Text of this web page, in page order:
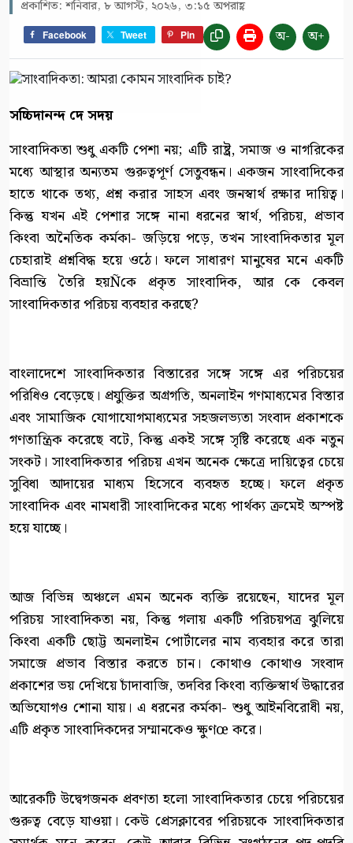
প্রকাশিত: শনিবার, ৮ আগস্ট, ২০২৬, ৩:১৫ অপরাহ্ণ
Facebook Tweet Pin অ- অ+
সচ্চিদানন্দ দে সদয়
সাংবাদিকতা শুধু একটি পেশা নয়; এটি রাষ্ট্র, সমাজ ও নাগরিকের
মধ্যে আস্থার অন্যতম গুরুত্বপূর্ণ সেতুবন্ধন। একজন সাংবাদিকের
হাতে থাকে তথ্য, প্রশ্ন করার সাহস এবং জনস্বার্থ রক্ষার দায়িত্ব।
কিন্তু যখন এই পেশার সঙ্গে নানা ধরনের স্বার্থ, পরিচয়, প্রভাব
কিংবা অনৈতিক কর্মকা- জড়িয়ে পড়ে, তখন সাংবাদিকতার মূল
চেহারাই প্রশ্নবিদ্ধ হয়ে ওঠে। ফলে সাধারণ মানুষের মনে একটি
বিভ্রান্তি তৈরি হয়Ñকে প্রকৃত সাংবাদিক, আর কে কেবল
সাংবাদিকতার পরিচয় ব্যবহার করছে?
বাংলাদেশে সাংবাদিকতার বিস্তারের সঙ্গে সঙ্গে এর পরিচয়ের
পরিধিও বেড়েছে। প্রযুক্তির অগ্রগতি, অনলাইন গণমাধ্যমের বিস্তার
এবং সামাজিক যোগাযোগমাধ্যমের সহজলভ্যতা সংবাদ প্রকাশকে
গণতান্ত্রিক করেছে বটে, কিন্তু একই সঙ্গে সৃষ্টি করেছে এক নতুন
সংকট। সাংবাদিকতার পরিচয় এখন অনেক ক্ষেত্রে দায়িত্বের চেয়ে
সুবিধা আদায়ের মাধ্যম হিসেবে ব্যবহৃত হচ্ছে। ফলে প্রকৃত
সাংবাদিক এবং নামধারী সাংবাদিকের মধ্যে পার্থক্য ক্রমেই অস্পষ্ট
হয়ে যাচ্ছে।
আজ বিভিন্ন অঞ্চলে এমন অনেক ব্যক্তি রয়েছেন, যাদের মূল
পরিচয় সাংবাদিকতা নয়, কিন্তু গলায় একটি পরিচয়পত্র ঝুলিয়ে
কিংবা একটি ছোট্ট অনলাইন পোর্টালের নাম ব্যবহার করে তারা
সমাজে প্রভাব বিস্তার করতে চান। কোথাও কোথাও সংবাদ
প্রকাশের ভয় দেখিয়ে চাঁদাবাজি, তদবির কিংবা ব্যক্তিস্বার্থ উদ্ধারের
অভিযোগও শোনা যায়। এ ধরনের কর্মকা- শুধু আইনবিরোধী নয়,
এটি প্রকৃত সাংবাদিকদের সম্মানকেও ক্ষুণœ করে।
আরেকটি উদ্বেগজনক প্রবণতা হলো সাংবাদিকতার চেয়ে পরিচয়ের
গুরুত্ব বেড়ে যাওয়া। কেউ প্রেসক্লাবের পরিচয়কে সাংবাদিকতার